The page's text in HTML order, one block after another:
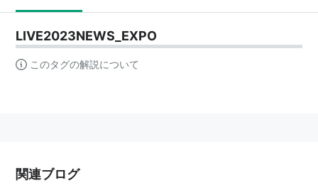
LIVE2023NEWS_EXPO
このタグの解説について
関連ブログ